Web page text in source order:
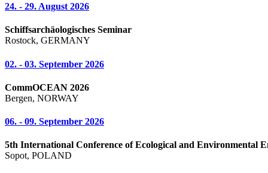
24. - 29. August 2026
Schiffsarchäologisches Seminar
Rostock, GERMANY
02. - 03. September 2026
CommOCEAN 2026
Bergen, NORWAY
06. - 09. September 2026
5th International Conference of Ecological and Environmental
Sopot, POLAND